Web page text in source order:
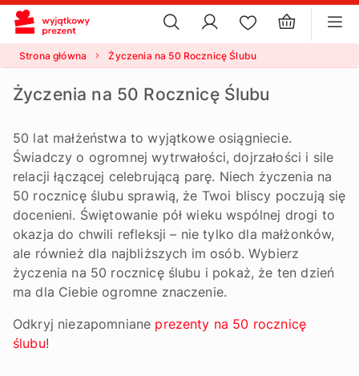
×
Strona główna Życzenia na 50 Rocznicę Ślubu
Życzenia na 50 Rocznicę Ślubu
50 lat małżeństwa to wyjątkowe osiągniecie.
Świadczy o ogromnej wytrwałości, dojrzałości i sile
relacji łączącej celebrującą parę. Niech życzenia na
50 rocznicę ślubu sprawią, że Twoi bliscy poczują się
docenieni. Świętowanie pół wieku wspólnej drogi to
okazja do chwili refleksji – nie tylko dla małżonków,
ale również dla najbliższych im osób. Wybierz
życzenia na 50 rocznicę ślubu i pokaż, że ten dzień
ma dla Ciebie ogromne znaczenie.
Odkryj niezapomniane prezenty na 50 rocznicę
ślubu!
ustawienia plików cookie
×